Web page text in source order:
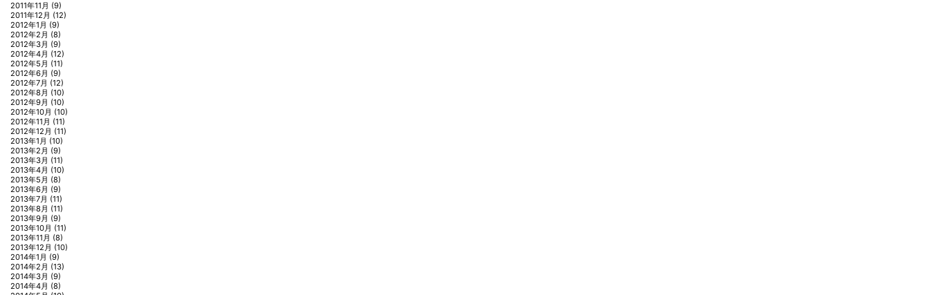
2011年11月 (9)
2011年12月 (12)
2012年1月 (9)
2012年2月 (8)
2012年3月 (9)
2012年4月 (12)
2012年5月 (11)
2012年6月 (9)
2012年7月 (12)
2012年8月 (10)
2012年9月 (10)
2012年10月 (10)
2012年11月 (11)
2012年12月 (11)
2013年1月 (10)
2013年2月 (9)
2013年3月 (11)
2013年4月 (10)
2013年5月 (8)
2013年6月 (9)
2013年7月 (11)
2013年8月 (11)
2013年9月 (9)
2013年10月 (11)
2013年11月 (8)
2013年12月 (10)
2014年1月 (9)
2014年2月 (13)
2014年3月 (9)
2014年4月 (8)